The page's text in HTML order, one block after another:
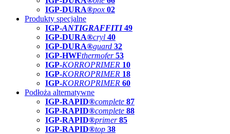
IGP-DURA®pox 02
Produkty specjalne
IGP-ANTIGRAFFITI49
IGP-DURA®cryl 40
IGP-DURA®guard 32
IGP-HWFthermofer 53
IGP-KORROPRIMER 10
IGP-KORROPRIMER 18
IGP-KORROPRIMER 60
Podłoża alternatywne
IGP-RAPID®complete 87
IGP-RAPID®complete 88
IGP-RAPID®primer 85
IGP-RAPID®top 38